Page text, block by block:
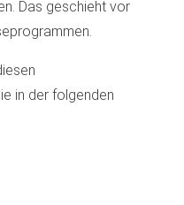
Das geschieht vor
in der folgenden